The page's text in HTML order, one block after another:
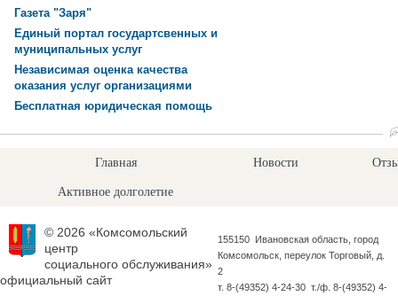
Газета "Заря"
Единый портал государтсвенных и
муниципальных услуг
Независимая оценка качества
оказания услуг организациями
Бесплатная юридическая помощь
Главная Новости
Активное долголетие
© 2026 «Комсомольский
центр
социального обслуживания»
официальный сайт
155150 Ивановская область, город
Комсомольск, переулок Торговый, д.
2
т. 8-(49352) 4-24-30 т./ф. 8-(49352) 4-